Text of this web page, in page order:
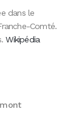
dans le
Comté.
Wikipédia